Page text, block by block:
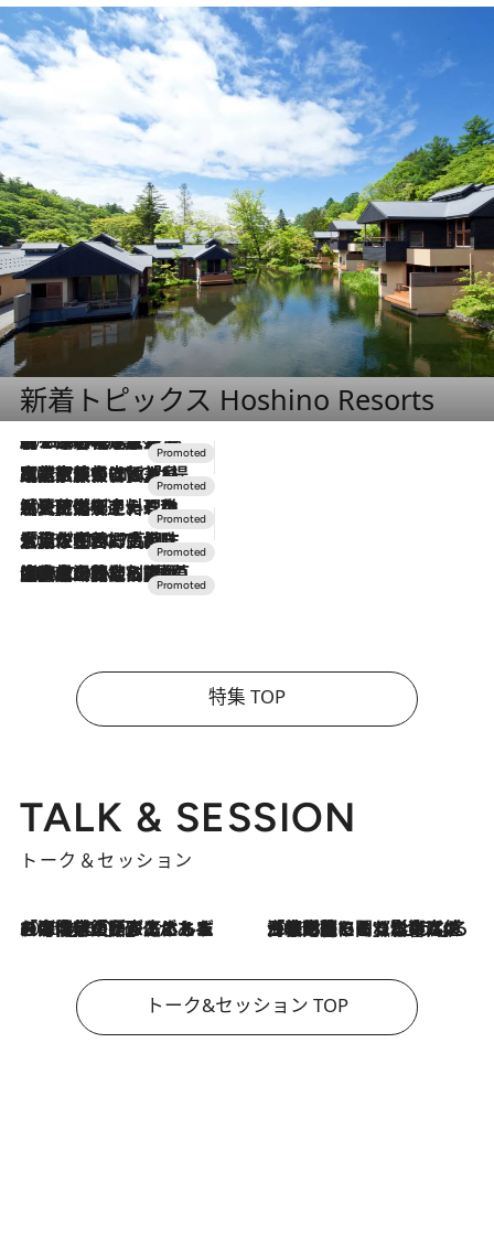
新着トピックス Hoshino Resorts
2026.8.7
【トンボの足水浴】ヒノキの香りに包まれて涼感マックス！約13℃の湧水かけ流しを避暑地「星野温泉 トンボの湯」で体験
2026.7.31
【ホテル帰省】という選択肢をOMOが提案。家族とほどよい距離を保つには「昼は実家、夜は気兼ねなくホテルで！」
2026.7.24
【夏限定ディナーコース】旬を迎える稚鮎や花ズッキーニなどをイタリア・トスカーナの郷土料理の手法で満喫！
2026.7.17
「土佐和ハーブかき氷」がOMO7高知に登場！生姜、山椒、大葉など目にも舌にも涼を呼ぶ郷土の味
2026.7.10
NEW OPEN！【界 草津】名湯の地に誕生。趣の異なる2種の温泉と上州ならではの会席・蕎麦割烹など美食を味わう究極の癒やし旅
特集 TOP
TALK & SESSION
トーク＆セッション
2026.8.3
「今後値上げがあるとすれば…」「リスクがあるのは今年の冬」エネルギー専門家が語る、ホルムズ海峡封鎖が家庭にもたらす“ある心配” 2026.8.3
「住宅建てられない…」「サーチャージ料の高値が続いている」ホルムズ海峡封鎖による影響はいつまで続く？《エネルギー専門家に聞く“どうなる日本の暮らし”》
トーク&セッション TOP